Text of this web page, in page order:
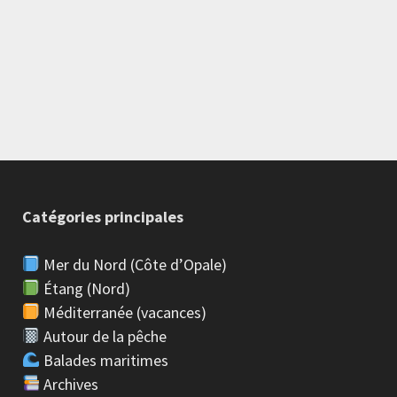
Catégories principales
Mer du Nord (Côte d’Opale)
Étang (Nord)
Méditerranée (vacances)
Autour de la pêche
Balades maritimes
Archives